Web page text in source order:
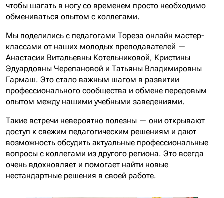
чтобы шагать в ногу со временем просто необходимо
обмениваться опытом с коллегами.
Мы поделились с педагогами Тореза онлайн мастер-
классами от наших молодых преподавателей —
Анастасии Витальевны Котельниковой, Кристины
Эдуардовны Черепановой и Татьяны Владимировны
Гармаш. Это стало важным шагом в развитии
профессионального сообщества и обмене передовым
опытом между нашими учебными заведениями.
Такие встречи невероятно полезны — они открывают
доступ к свежим педагогическим решениям и дают
возможность обсудить актуальные профессиональные
вопросы с коллегами из другого региона. Это всегда
очень вдохновляет и помогает найти новые
нестандартные решения в своей работе.